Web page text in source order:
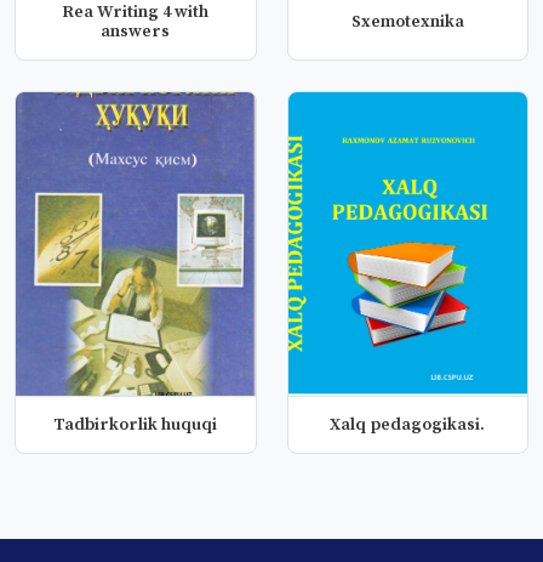
Rea Writing 4 with
answers
Sxemotexnika
Tadbirkorlik huquqi Xalq pedagogikasi.